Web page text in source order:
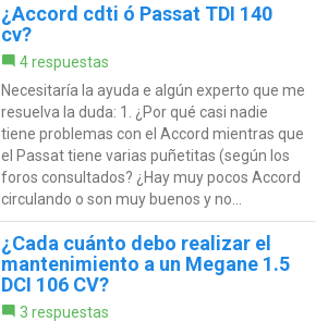
¿Accord cdti ó Passat TDI 140
cv?
4 respuestas
Necesitaría la ayuda e algún experto que me
resuelva la duda: 1. ¿Por qué casi nadie
tiene problemas con el Accord mientras que
el Passat tiene varias puñetitas (según los
foros consultados? ¿Hay muy pocos Accord
circulando o son muy buenos y no...
¿Cada cuánto debo realizar el
mantenimiento a un Megane 1.5
DCI 106 CV?
3 respuestas